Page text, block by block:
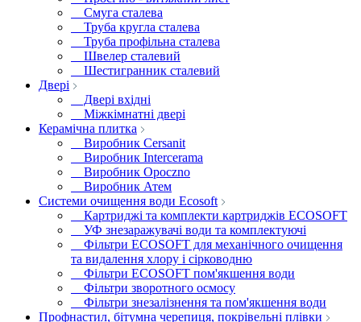
Смуга сталева
Труба кругла сталева
Труба профільна сталева
Швелер сталевий
Шестигранник сталевий
Двері
Двері вхідні
Міжкімнатні двері
Керамічна плитка
Виробник Cersanit
Виробник Intercerama
Виробник Opoczno
Виробник Атем
Системи очищення води Ecosoft
Картриджі та комплекти картриджів ECOSOFT
УФ знезаражувачі води та комплектуючі
Фільтри ECOSOFT для механічного очищення
та видалення хлору і сірководню
Фільтри ECOSOFT пом'якшення води
Фільтри зворотного осмосу
Фільтри знезалізнення та пом'якшення води
Профнастил, бітумна черепиця, покрівельні плівки